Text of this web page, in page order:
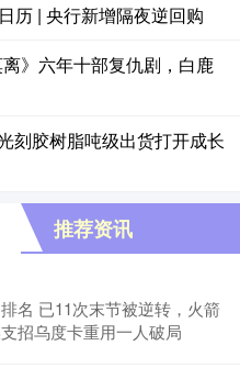
历 | 央行新增隔夜逆回购
》六年十部复仇剧，白鹿
刻胶树脂吨级出货打开成长
推荐资讯
名 已11次末节被逆转，火箭
招乌度卡重用一人破局